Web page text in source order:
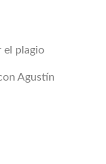
el plagio
Agustín